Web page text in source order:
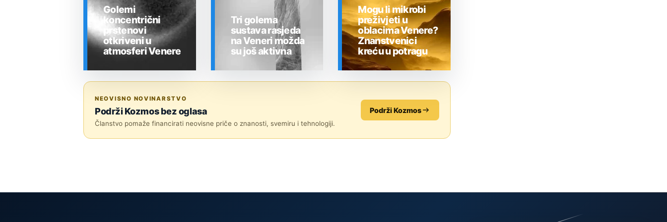
Golemi
koncentrični
prstenovi
otkriveni u
atmosferi Venere
Tri golema
sustava rasjeda
na Veneri možda
su još aktivna
Mogu li mikrobi
preživjeti u
oblacima Venere?
Znanstvenici
kreću u potragu
NEOVISNO NOVINARSTVO
Podrži Kozmos bez oglasa
Članstvo pomaže financirati neovisne priče o znanosti, svemiru i tehnologiji.
Podrži Kozmos